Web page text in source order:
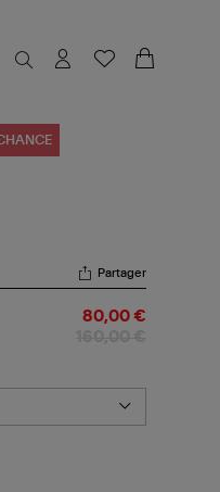
Partager
80,00 €